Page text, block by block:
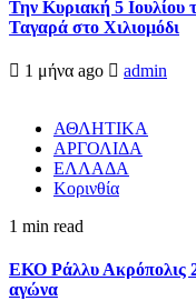
Την Κυριακή 5 Ιουλίου
Ταγαρά στο Χιλιομόδι
1 μήνα ago admin
ΑΘΛΗΤΙΚΑ
ΑΡΓΟΛΙΔΑ
ΕΛΛΑΔΑ
Κορινθία
1 min read
ΕΚΟ Ράλλυ Ακρόπολις
αγώνα